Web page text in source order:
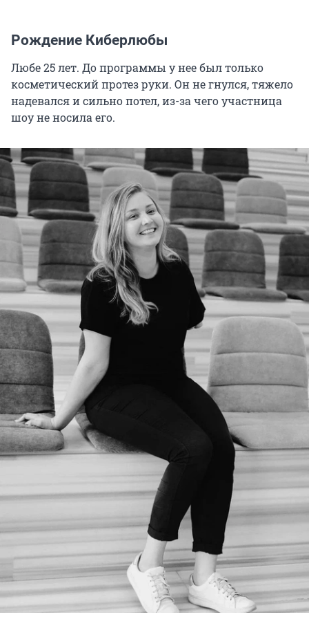
Рождение Киберлюбы
Любе 25 лет. До программы у нее был только
косметический протез руки. Он не гнулся, тяжело
надевался и сильно потел, из-за чего участница
шоу не носила его.